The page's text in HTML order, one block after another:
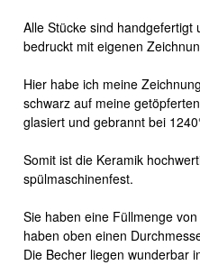
Alle Stücke sind handgefertigt
bedruckt mit eigenen
Hier habe ich meine
schwarz auf meine
glasiert und gebrannt bei
Somit ist die Keramik
spülmaschinenfest.
Sie haben eine Füllmenge
haben oben einen
Die Becher liegen wunderbar